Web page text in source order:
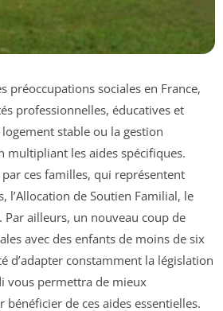
préoccupations sociales en France,
professionnelles, éducatives et
stable ou la gestion
multipliant les aides spécifiques.
ces familles, qui représentent
l’Allocation de Soutien Familial, le
ailleurs, un nouveau coup de
avec des enfants de moins de six
d’adapter constamment la législation
vous permettra de mieux
de ces aides essentielles.